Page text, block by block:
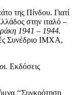
της Πίνδου. Γιατί
στην ιταλό –
1941 – 1944.
Συνέδριο ΙΜΧΑ,
Εκδόσεις
‘‘Συγκρότηση